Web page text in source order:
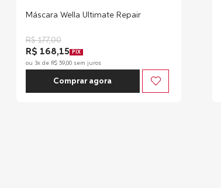
Máscara Wella Ultimate Repair
R$ 177,00
R$ 168,15 PIX
ou 3x de R$ 59,00sem juros
Comprar agora